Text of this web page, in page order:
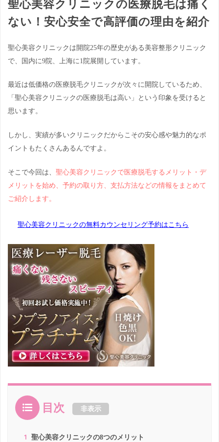
聖心美容クリニックの医療脱毛は痛く
ない！安心安全で高評価の理由を紹介
聖心美容クリニックは開院25年の歴史がある美容整形クリニック
で、国内に9院、上海に1院展開しています。
最近は低価格の医療脱毛クリニックが次々に開院しているため、
「聖心美容クリニックの医療脱毛は高い」という印象を受けると
思います。
しかし、実績が多いクリニックだからこその安心感や魅力的なポ
イントもたくさんあるんですよ。
そこで今回は、 聖心美容クリニックで医療脱毛するメリット・デ
メリットを始め、予約の取り方、支払方法などの情報をまとめて
ご紹介します。
聖心美容クリニックの無料カウンセリング予約はこちら
目次 非表示
1
聖心美容クリニックの8つのメリット